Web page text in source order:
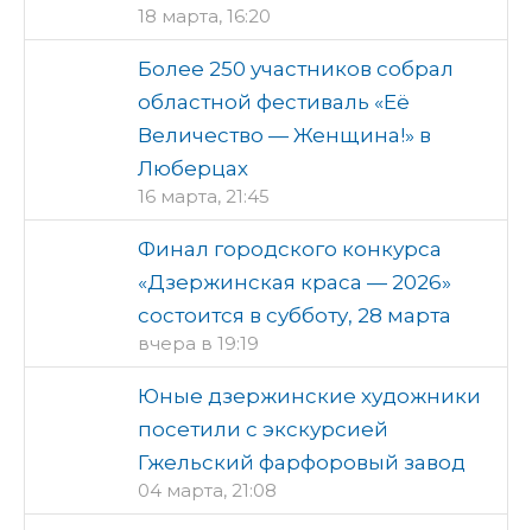
18 марта, 16:20
Более 250 участников собрал
областной фестиваль «Её
Величество — Женщина!» в
Люберцах
16 марта, 21:45
Финал городского конкурса
«Дзержинская краса — 2026»
состоится в субботу, 28 марта
вчера в 19:19
Юные дзержинские художники
посетили с экскурсией
Гжельский фарфоровый завод
04 марта, 21:08